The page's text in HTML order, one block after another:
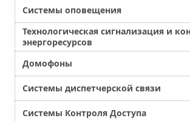
Системы оповещения
Технологическая сигнализация и
энергоресурсов
Домофоны
Системы диспетчерской связи
Системы Контроля Доступа